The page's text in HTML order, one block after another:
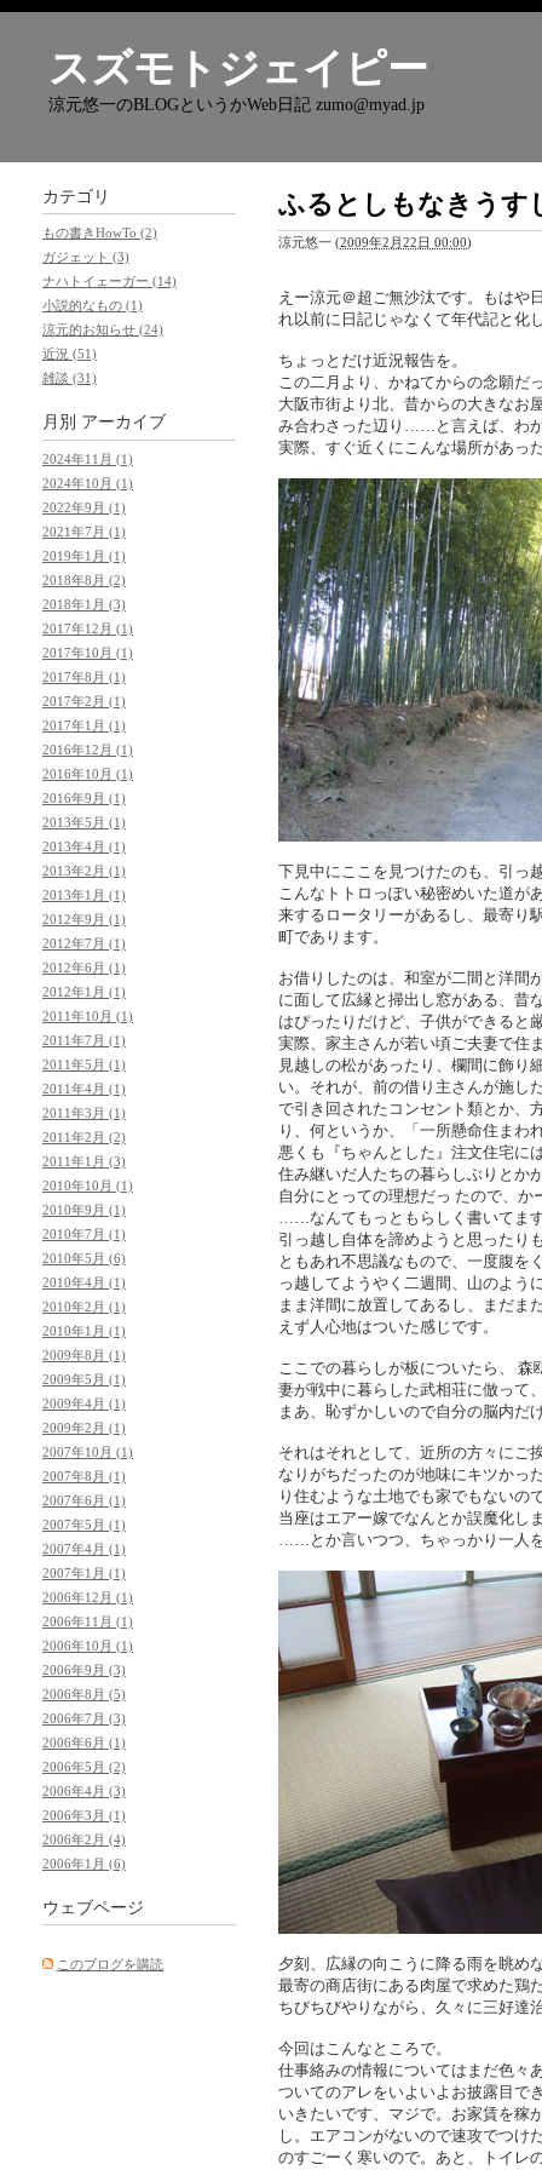
スズモトジェイピー
涼元悠一のBLOGというかWeb日記 zumo@myad.jp
ふるとしもなきうす
涼元悠一 (2009年2月22日 00:00)
えー涼元＠超ご無沙汰です。もはや
れ以前に日記じゃなくて年代記と化
ちょっとだけ近況報告を。
この二月より、かねてからの念願だ
大阪市街より北、昔からの大きなお
み合わさった辺り……と言えば、わ
実際、すぐ近くにこんな場所があっ
下見中にここを見つけたのも、引っ
こんなトトロっぽい秘密めいた道が
来するロータリーがあるし、最寄り
町であります。
お借りしたのは、和室が二間と洋間
に面して広縁と掃出し窓がある、昔
はぴったりだけど、子供ができると
実際、家主さんが若い頃ご夫妻で住
見越しの松があったり、欄間に飾り
い。それが、前の借り主さんが施し
で引き回されたコンセント類とか、
り、何というか、「一所懸命住まわ
悪くも『ちゃんとした』注文住宅に
住み継いだ人たちの暮らしぶりと
自分にとっての理想だっ たので、か
……なんてもっともらしく書いてま
引っ越し自体を諦めようと思ったり
ともあれ不思議なもので、一度腹を
っ越してようやく二週間、山のよう
まま洋間に放置してあるし、まだま
えず人心地はついた感じです。
ここでの暮らしが板についたら、
妻が戦中に暮らした武相荘に倣って
まあ、恥ずかしいので自分の脳内だ
それはそれとして、近所の方々にご
なりがちだったのが地味にキツかっ
り住むような土地でも家でもないの
当座はエアー嫁でなんとか誤魔化し
……とか言いつつ、ちゃっかり一人
夕刻、広縁の向こうに降る雨を眺め
最寄の商店街にある肉屋で求めた鶏
ちびちびやりながら、久々に三好達
今回はこんなところで。
仕事絡みの情報についてはまだ色々
ついてのアレをいよいよお披露目
いきたいです、マジで。お家賃を稼
し。エアコンがないので速攻でつけ
のすごーく寒いので。あと、トイレ
カテゴリ
もの書きHowTo (2)
ガジェット (3)
ナハトイェーガー (14)
小説的なもの (1)
涼元的お知らせ (24)
近況 (51)
雑談 (31)
月別 アーカイブ
2024年11月 (1)
2024年10月 (1)
2022年9月 (1)
2021年7月 (1)
2019年1月 (1)
2018年8月 (2)
2018年1月 (3)
2017年12月 (1)
2017年10月 (1)
2017年8月 (1)
2017年2月 (1)
2017年1月 (1)
2016年12月 (1)
2016年10月 (1)
2016年9月 (1)
2013年5月 (1)
2013年4月 (1)
2013年2月 (1)
2013年1月 (1)
2012年9月 (1)
2012年7月 (1)
2012年6月 (1)
2012年1月 (1)
2011年10月 (1)
2011年7月 (1)
2011年5月 (1)
2011年4月 (1)
2011年3月 (1)
2011年2月 (2)
2011年1月 (3)
2010年10月 (1)
2010年9月 (1)
2010年7月 (1)
2010年5月 (6)
2010年4月 (1)
2010年2月 (1)
2010年1月 (1)
2009年8月 (1)
2009年5月 (1)
2009年4月 (1)
2009年2月 (1)
2007年10月 (1)
2007年8月 (1)
2007年6月 (1)
2007年5月 (1)
2007年4月 (1)
2007年1月 (1)
2006年12月 (1)
2006年11月 (1)
2006年10月 (1)
2006年9月 (3)
2006年8月 (5)
2006年7月 (3)
2006年6月 (1)
2006年5月 (2)
2006年4月 (3)
2006年3月 (1)
2006年2月 (4)
2006年1月 (6)
ウェブページ
このブログを購読